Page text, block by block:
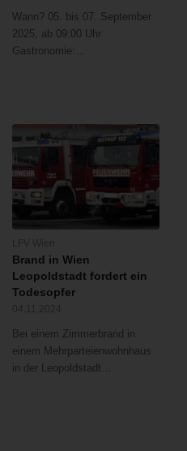
Wann? 05. bis 07. September
2025, ab 09:00 Uhr
Gastronomie:…
Brand in Wien
Leopoldstadt fordert ein
Todesopfer
Bei einem Zimmerbrand in
einem Mehrparteienwohnhaus
in der Leopoldstadt…